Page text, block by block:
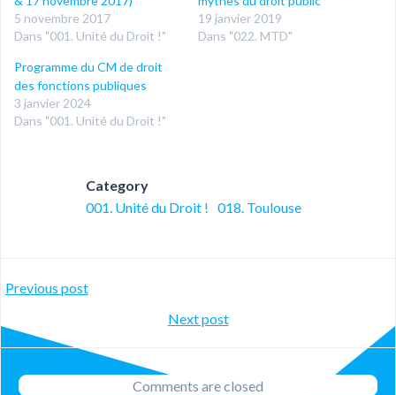
5 novembre 2017
Dans "001. Unité du Droit !"
19 janvier 2019
Dans "022. MTD"
Programme du CM de droit
des fonctions publiques
3 janvier 2024
Dans "001. Unité du Droit !"
Category
001. Unité du Droit ! 018. Toulouse
Post
navigation
Previous post
Post
navigation
Next post
Comments are closed